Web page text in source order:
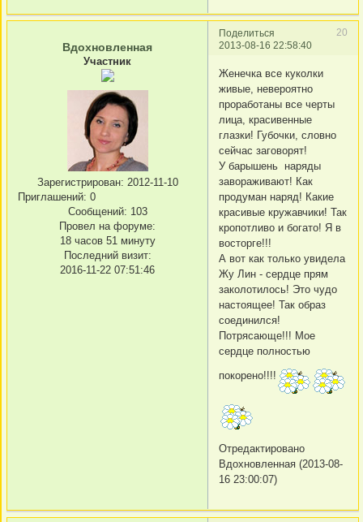
Поделиться
20
2013-08-16 22:58:40
Вдохновленная
Участник
Зарегистрирован: 2012-11-10
Приглашений: 0
Сообщений: 103
Провел на форуме:
18 часов 51 минуту
Последний визит:
2016-11-22 07:51:46
Женечка все куколки
живые, невероятно
проработаны все черты
лица, красивенные
глазки! Губочки, словно
сейчас заговорят!
У барышень наряды
завораживают! Как
продуман наряд! Какие
красивые кружавчики! Так
кропотливо и богато! Я в
восторге!!!
А вот как только увидела
Жу Лин - сердце прям
заколотилось! Это чудо
настоящее! Так образ
соединился!
Потрясающе!!! Мое
сердце полностью
покорено!!!!
Отредактировано
Вдохновленная (2013-08-
16 23:00:07)